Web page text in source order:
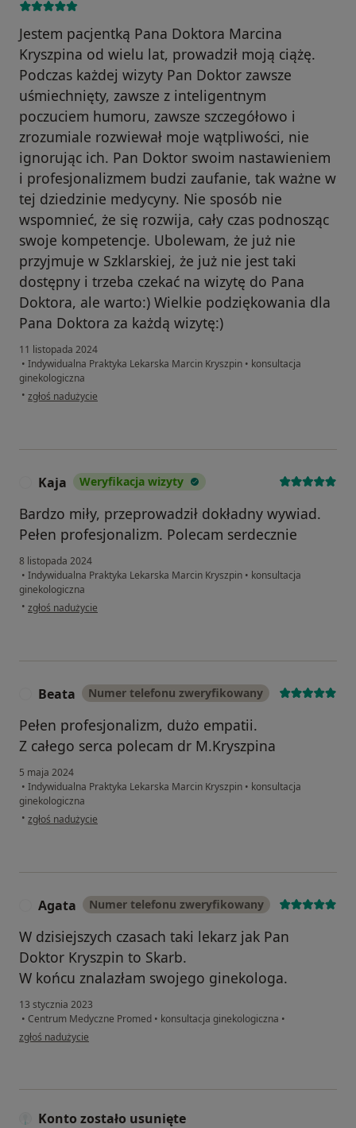
Jestem pacjentką Pana Doktora Marcina
Kryszpina od wielu lat, prowadził moją ciążę.
Podczas każdej wizyty Pan Doktor zawsze
uśmiechnięty, zawsze z inteligentnym
poczuciem humoru, zawsze szczegółowo i
zrozumiale rozwiewał moje wątpliwości, nie
ignorując ich. Pan Doktor swoim nastawieniem
i profesjonalizmem budzi zaufanie, tak ważne w
tej dziedzinie medycyny. Nie sposób nie
wspomnieć, że się rozwija, cały czas podnosząc
swoje kompetencje. Ubolewam, że już nie
przyjmuje w Szklarskiej, że już nie jest taki
dostępny i trzeba czekać na wizytę do Pana
Doktora, ale warto:) Wielkie podziękowania dla
Pana Doktora za każdą wizytę:)
11 listopada 2024
• Indywidualna Praktyka Lekarska Marcin Kryszpin • konsultacja
ginekologiczna
• w opinii użytkownika Ewelina P
zgłoś nadużycie
Kaja Weryfikacja wizyty
Bardzo miły, przeprowadził dokładny wywiad.
Pełen profesjonalizm. Polecam serdecznie
8 listopada 2024
• Indywidualna Praktyka Lekarska Marcin Kryszpin • konsultacja
ginekologiczna
• w opinii użytkownika Kaja
zgłoś nadużycie
Beata Numer telefonu zweryfikowany
Pełen profesjonalizm, dużo empatii.
Z całego serca polecam dr M.Kryszpina
5 maja 2024
• Indywidualna Praktyka Lekarska Marcin Kryszpin • konsultacja
ginekologiczna
• w opinii użytkownika Beata
zgłoś nadużycie
Agata Numer telefonu zweryfikowany
W dzisiejszych czasach taki lekarz jak Pan
Doktor Kryszpin to Skarb.
W końcu znalazłam swojego ginekologa.
13 stycznia 2023
• Centrum Medyczne Promed • konsultacja ginekologiczna •
w opinii użytkownika Agata
zgłoś nadużycie
Konto zostało usunięte